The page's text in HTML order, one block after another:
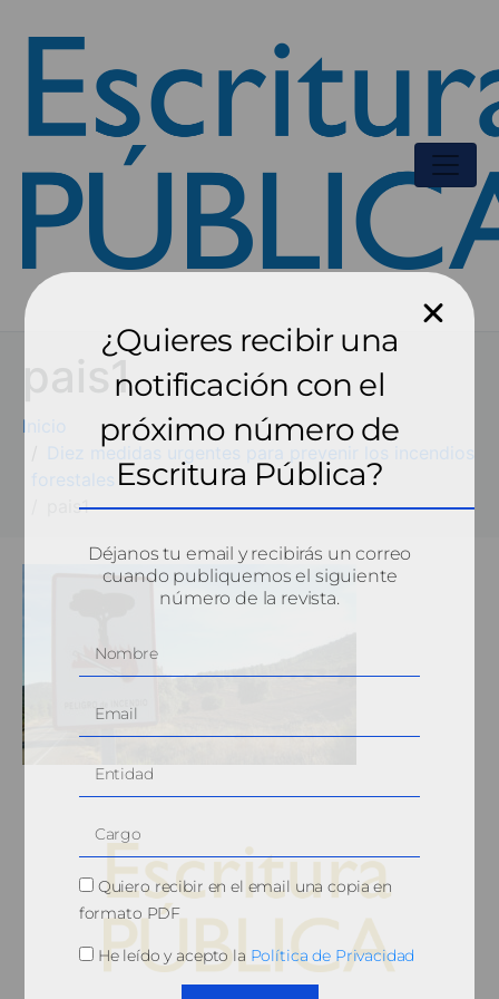
pais1
Inicio
Diez medidas urgentes para prevenir los incendios
forestales
pais1
¿Quieres recibir una
notificación con el
próximo número de
Escritura Pública?
Déjanos tu email y recibirás un correo
cuando publiquemos el siguiente
número de la revista.
Quiero recibir en el email una copia en
formato PDF
He leído y acepto la Política de Privacidad